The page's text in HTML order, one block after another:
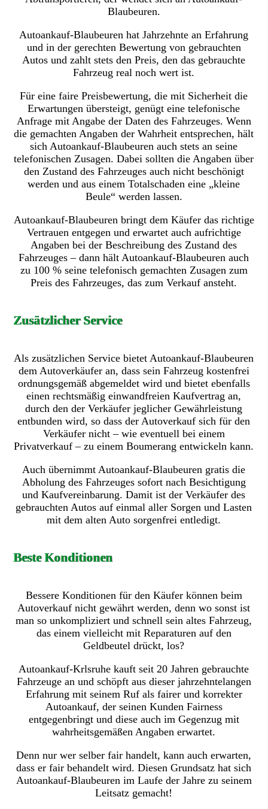
Blaubeuren.
Autoankauf-Blaubeuren hat Jahrzehnte an Erfahrung
und in der gerechten Bewertung von gebrauchten
Autos und zahlt stets den Preis, den das gebrauchte
Fahrzeug real noch wert ist.
Für eine faire Preisbewertung, die mit Sicherheit die
Erwartungen übersteigt, genügt eine telefonische
Anfrage mit Angabe der Daten des Fahrzeuges. Wenn
die gemachten Angaben der Wahrheit entsprechen, hält
sich Autoankauf-Blaubeuren auch stets an seine
telefonischen Zusagen. Dabei sollten die Angaben über
den Zustand des Fahrzeuges auch nicht beschönigt
werden und aus einem Totalschaden eine „kleine
Beule“ werden lassen.
Autoankauf-Blaubeuren bringt dem Käufer das richtige
Vertrauen entgegen und erwartet auch aufrichtige
Angaben bei der Beschreibung des Zustand des
Fahrzeuges – dann hält Autoankauf-Blaubeuren auch
zu 100 % seine telefonisch gemachten Zusagen zum
Preis des Fahrzeuges, das zum Verkauf ansteht.
Zusätzlicher Service
Als zusätzlichen Service bietet Autoankauf-Blaubeuren
dem Autoverkäufer an, dass sein Fahrzeug kostenfrei
ordnungsgemäß abgemeldet wird und bietet ebenfalls
einen rechtsmäßig einwandfreien Kaufvertrag an,
durch den der Verkäufer jeglicher Gewährleistung
entbunden wird, so dass der Autoverkauf sich für den
Verkäufer nicht – wie eventuell bei einem
Privatverkauf – zu einem Boumerang entwickeln kann.
Auch übernimmt Autoankauf-Blaubeuren gratis die
Abholung des Fahrzeuges sofort nach Besichtigung
und Kaufvereinbarung. Damit ist der Verkäufer des
gebrauchten Autos auf einmal aller Sorgen und Lasten
mit dem alten Auto sorgenfrei entledigt.
Beste Konditionen
Bessere Konditionen für den Käufer können beim
Autoverkauf nicht gewährt werden, denn wo sonst ist
man so unkompliziert und schnell sein altes Fahrzeug,
das einem vielleicht mit Reparaturen auf den
Geldbeutel drückt, los?
Autoankauf-Krlsruhe kauft seit 20 Jahren gebrauchte
Fahrzeuge an und schöpft aus dieser jahrzehntelangen
Erfahrung mit seinem Ruf als fairer und korrekter
Autoankauf, der seinen Kunden Fairness
entgegenbringt und diese auch im Gegenzug mit
wahrheitsgemäßen Angaben erwartet.
Denn nur wer selber fair handelt, kann auch erwarten,
dass er fair behandelt wird. Diesen Grundsatz hat sich
Autoankauf-Blaubeuren im Laufe der Jahre zu seinem
Leitsatz gemacht!